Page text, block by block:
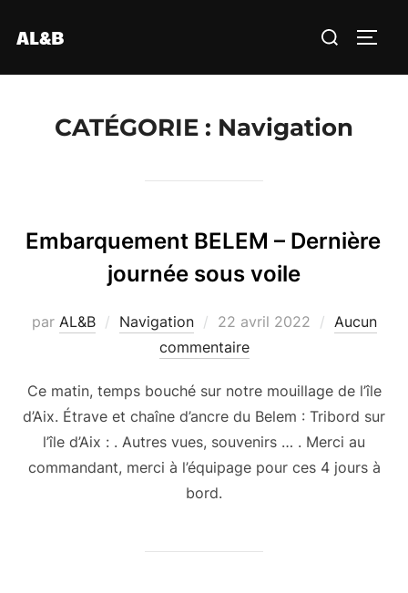
AL&B Rechercher :
CATÉGORIE : Navigation
Embarquement BELEM – Dernière
journée sous voile
par AL&B Navigation
Publié
le
22 avril 2022
Aucun
commentaire
Ce matin, temps bouché sur notre mouillage de l’île
d’Aix. Étrave et chaîne d’ancre du Belem : Tribord sur
l’île d’Aix : . Autres vues, souvenirs … . Merci au
commandant, merci à l’équipage pour ces 4 jours à
bord.